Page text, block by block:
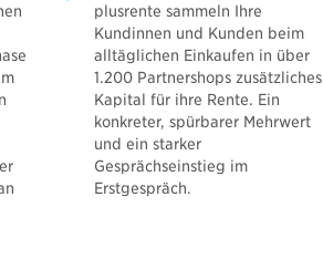
plusrente sammeln Ihre
Kundinnen und Kunden beim
alltäglichen Einkaufen in über
1.200 Partnershops zusätzliches
Kapital für ihre Rente. Ein
konkreter, spürbarer Mehrwert
und ein starker
Gesprächseinstieg im
Erstgespräch.